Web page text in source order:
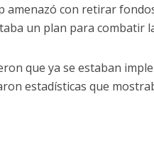
amenazó con retirar
un plan para combatir
que ya se estaban
estadísticas que